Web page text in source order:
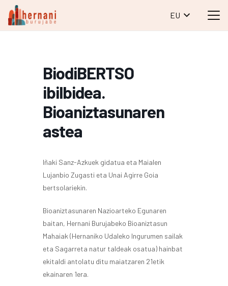
EU
BiodiBERTSO
ibilbidea.
Bioaniztasunaren
astea
Iñaki Sanz-Azkuek gidatua eta Maialen
Lujanbio Zugasti eta Unai Agirre Goia
bertsolariekin.
Bioaniztasunaren Nazioarteko Egunaren
baitan, Hernani Burujabeko Bioaniztasun
Mahaiak (Hernaniko Udaleko Ingurumen sailak
eta Sagarreta natur taldeak osatua) hainbat
ekitaldi antolatu ditu maiatzaren 21etik
ekainaren 1era.